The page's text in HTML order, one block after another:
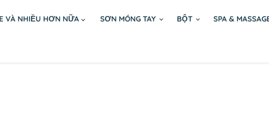
VÀ NHIỀU HƠN NỮA SƠN MÓNG TAY BỘT SPA &